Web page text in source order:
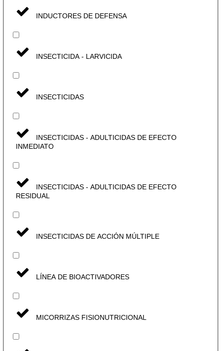
INDUCTORES DE DEFENSA
INSECTICIDA - LARVICIDA
INSECTICIDAS
INSECTICIDAS - ADULTICIDAS DE EFECTO
INMEDIATO
INSECTICIDAS - ADULTICIDAS DE EFECTO
RESIDUAL
INSECTICIDAS DE ACCIÓN MÚLTIPLE
LÍNEA DE BIOACTIVADORES
MICORRIZAS FISIONUTRICIONAL